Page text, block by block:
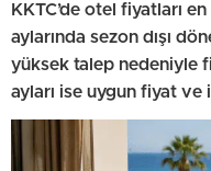
KKTC’de otel fiyatları
aylarında sezon dışı
yüksek talep nedeniyle
ayları ise uygun fiyat ve